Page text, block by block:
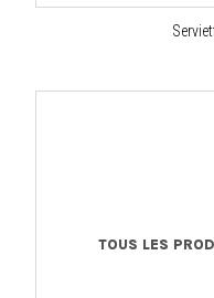
TOUS LES